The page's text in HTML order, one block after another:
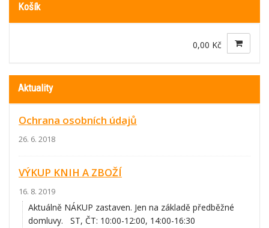
Košík
0,00 Kč
Aktuality
Ochrana osobních údajů
26. 6. 2018
VÝKUP KNIH A ZBOŽÍ
16. 8. 2019
Aktuálně NÁKUP zastaven. Jen na základě předběžné
domluvy. ST, ČT: 10:00-12:00, 14:00-16:30